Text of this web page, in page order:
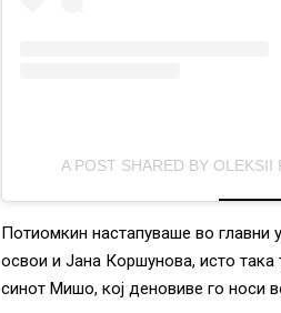
A POST SHARED BY
Потиомкин настапуваше во главни
освои и Јана Коршунова, исто
синот Мишо, кој деновиве го носи